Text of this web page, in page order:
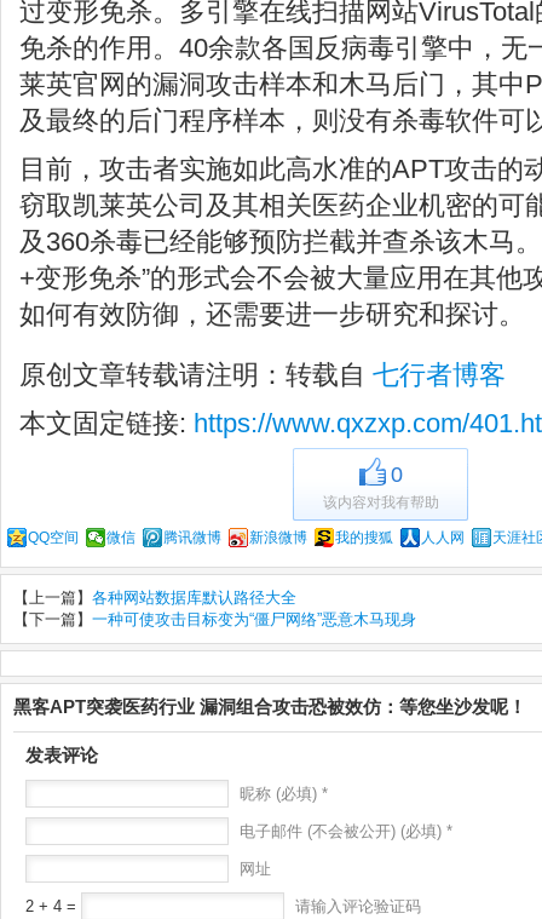
过变形免杀。多引擎在线扫描网站
免杀的作用。40余款各国反病毒引擎中，无
莱英官网的漏洞攻击样本和木马后门，其中
及最终的后门程序样本，则没有杀毒软件可
目前，攻击者实施如此高水准的APT攻击的
窃取凯莱英公司及其相关医药企业机密的可
及360杀毒已经能够预防拦截并查杀该木马
+变形免杀”的形式会不会被大量应用在其他
如何有效防御，还需要进一步研究和探讨。
原创文章转载请注明：转载自 七行者博客
本文固定链接: https://www.qxzxp.com/
0
该内容对我有帮助
QQ空间 微信 腾讯微博 新浪微博 我的搜狐 人人网 天涯社
【上一篇】 各种网站数据库默认路径大全
【下一篇】 一种可使攻击目标变为“僵尸网络”恶意木马现身
黑客APT突袭医药行业 漏洞组合攻击恐被效仿：等您坐沙发呢！
发表评论
昵称 (必填) *
电子邮件 (不会被公开) (必填) *
网址
2 + 4 = 请输入评论验证码